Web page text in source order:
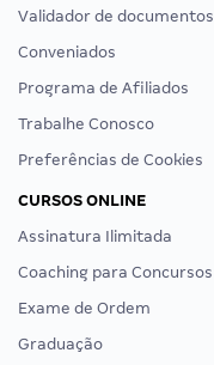
Validador de documentos
Conveniados
Programa de Afiliados
Trabalhe Conosco
Preferências de Cookies
CURSOS ONLINE
Assinatura Ilimitada
Coaching para Concursos
Exame de Ordem
Graduação